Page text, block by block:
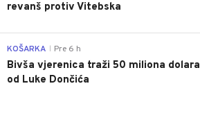
revanš protiv Vitebska
KOŠARKA Pre 6 h
Bivša vjerenica traži 50 miliona dolara
od Luke Dončića